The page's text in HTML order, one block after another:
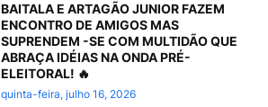
BAITALA E ARTAGÃO JUNIOR FAZEM
ENCONTRO DE AMIGOS MAS
SUPRENDEM -SE COM MULTIDÃO QUE
ABRAÇA IDÉIAS NA ONDA PRÉ-
ELEITORAL! 🔥
quinta-feira, julho 16, 2026